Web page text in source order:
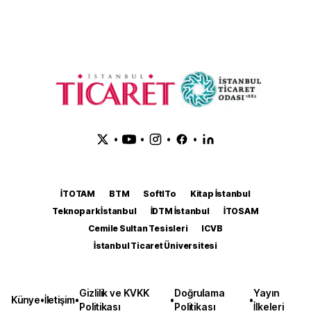
• • • •
İTOTAM BTM SoftITo
Kitap İstanbul
Teknopark İstanbul
İDTM İstanbul
İTOSAM
Cemile Sultan Tesisleri
ICVB
İstanbul Ticaret Üniversitesi
Künye•İletişim•
Gizlilik ve KVKK
Politikası
•
Doğrulama
Politikası
•
Yayın
İlkeleri